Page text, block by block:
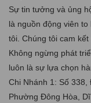
Sự tin tưởng và ủng
là nguồn động viên
tôi. Chúng tôi cam
Không ngừng phát
luôn là sự lựa chọn
Chi Nhánh 1: Số
Phường Đông Hòa,